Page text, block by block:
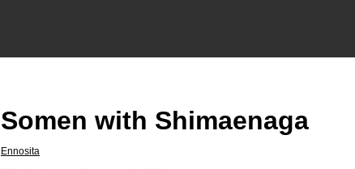
Somen with Shimaenaga
Ennosita